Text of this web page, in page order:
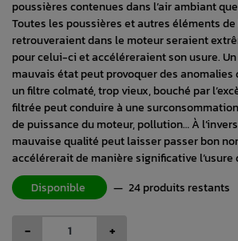
poussières contenues dans l’air ambiant
Toutes les poussières et autres éléments de
retrouveraient dans le moteur seraient
pour celui-ci et accéléreraient son usure.
mauvais état peut provoquer des
un filtre colmaté, trop vieux, bouché par
filtrée peut conduire à une
de puissance du moteur, pollution… À
mauvaise qualité peut laisser passer bon
accélérerait de manière significative l’usure
Disponible
— 24 produits restants
- +